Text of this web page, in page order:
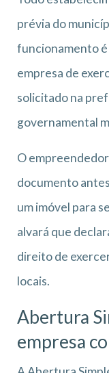
prévia do
funcionamento
empresa de
solicitado na
governamental
O
documento
um imóvel para
alvará que
direito de
locais.
Abertura
empresa